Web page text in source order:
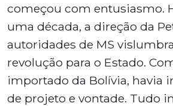
começou com entusiasmo.
uma década, a direção da
autoridades de MS
revolução para o Estado.
importado da Bolívia, havia
de projeto e vontade. Tudo